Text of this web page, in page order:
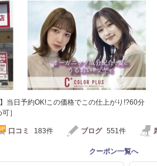
当日予約OK!この価格でこの仕上がり!?60分
］
口コミ 183件 ブログ 551件
クーポン一覧へ